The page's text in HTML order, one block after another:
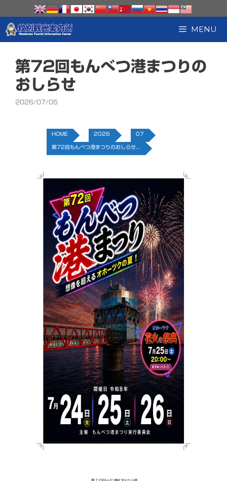
ン
テ
ン
MENU
第72回もんべつ港まつりの
おしらせ
2026/07/05
HOME 2026 07
第72回もんべつ港まつりのおしらせ...